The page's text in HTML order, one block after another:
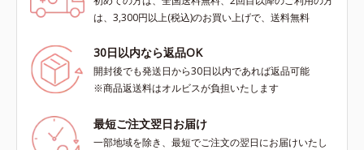
は、3,300円以上(税込)のお買い上げで、送料無料
30日以内なら返品OK
開封後でも発送日から30日以内であれば返品可能
※商品返送料はオルビスが負担いたします
最短ご注文翌日お届け
一部地域を除き、最短でご注文の翌日にお届けいたし